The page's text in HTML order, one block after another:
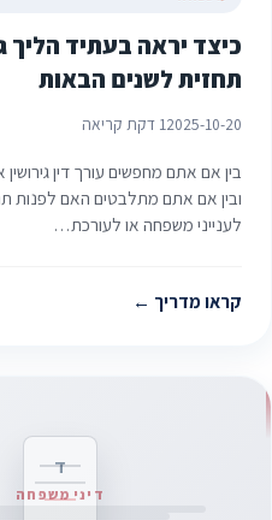
כיצד יראה בעתיד הליך
תחזית לשנים הבאות
2025-10-201 דקת קריאה
בין אם אתם מחפשים עורך דין גירושין
ובין אם אתם מתלבטים האם לפנות
לענייני משפחה או לעורכת…
קראו מדריך
ד
דיני משפחה